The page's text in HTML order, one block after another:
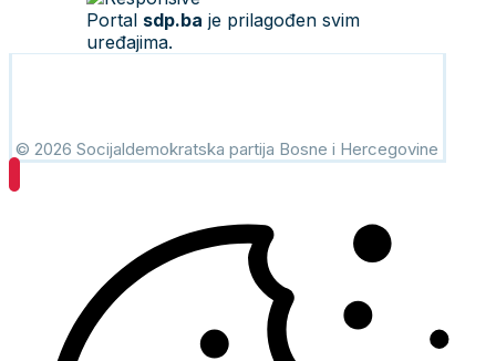
Portal sdp.ba je prilagođen svim
uređajima.
© 2026 Socijaldemokratska partija Bosne i Hercegovine